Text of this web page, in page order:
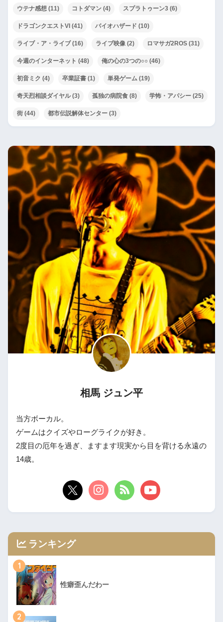
ウテナ感想 (11) コトダマン (4) スプラトゥーン3 (6)
ドラゴンクエストVI (41) バイオハザード (10)
ライブ・ア・ライブ(16) ライブ映像 (2) ロマサガ2ROS (31)
今週のインターネット (48) 俺の心の3つの○○ (46)
初音ミク (4) 卒業証書 (1) 単発ゲーム (19)
奇天烈相談ダイヤル(3) 孤独の病院食 (8) 学怖・アパシー (25)
街 (44) 都市伝説解体センター (3)
相馬 ジュン平
当方ボーカル。
ゲームはクイズやローグライクが好き。
2度目の厄年を過ぎ、ますます現実から目を背ける永遠の
14歳。
ランキング
1
性癖歪んだわー
2